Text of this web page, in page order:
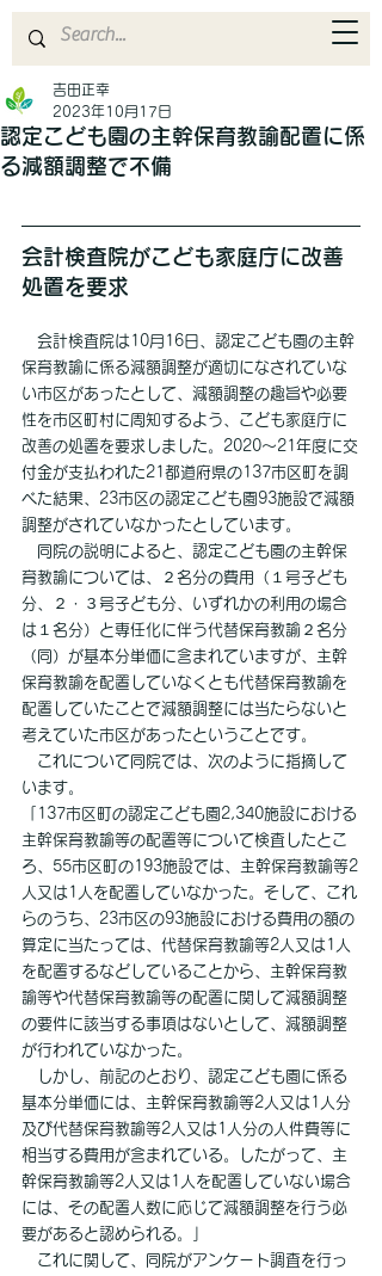
認定こども園の主幹保育教諭配置に係
る減額調整で不備
吉田正幸
2023年10月17日
会計検査院がこども家庭庁に改善
処置を要求
会計検査院は10月16日、認定こども園の主幹
保育教諭に係る減額調整が適切になされていな
い市区があったとして、減額調整の趣旨や必要
性を市区町村に周知するよう、こども家庭庁に
改善の処置を要求しました。2020〜21年度に交
付金が支払われた21都道府県の137市区町を調
べた結果、23市区の認定こども園93施設で減額
調整がされていなかったとしています。
同院の説明によると、認定こども園の主幹保
育教諭については、２名分の費用（１号子ども
分、２・３号子ども分、いずれかの利用の場合
は１名分）と専任化に伴う代替保育教諭２名分
（同）が基本分単価に含まれていますが、主幹
保育教諭を配置していなくとも代替保育教諭を
配置していたことで減額調整には当たらないと
考えていた市区があったということです。
これについて同院では、次のように指摘して
います。
「137市区町の認定こども園2,340施設における
主幹保育教諭等の配置等について検査したとこ
ろ、55市区町の193施設では、主幹保育教諭等2
人又は1人を配置していなかった。そして、これ
らのうち、23市区の93施設における費用の額の
算定に当たっては、代替保育教諭等2人又は1人
を配置するなどしていることから、主幹保育教
諭等や代替保育教諭等の配置に関して減額調整
の要件に該当する事項はないとして、減額調整
が行われていなかった。
しかし、前記のとおり、認定こども園に係る
基本分単価には、主幹保育教諭等2人又は1人分
及び代替保育教諭等2人又は1人分の人件費等に
相当する費用が含まれている。したがって、主
幹保育教諭等2人又は1人を配置していない場合
には、その配置人数に応じて減額調整を行う必
要があると認められる。」
これに関して、同院がアンケート調査を行っ